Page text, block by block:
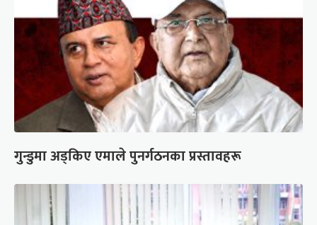
गुन्डुमा अड्किए एमाले पुनर्गठनका प्रस्तावहरू